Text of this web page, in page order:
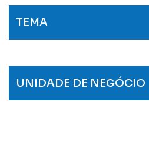
TEMA
UNIDADE DE NEGÓCIO